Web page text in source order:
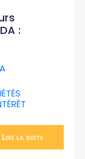
:
Lire la suite